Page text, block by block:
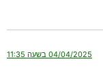
04/04/2025 בשעה 11:35